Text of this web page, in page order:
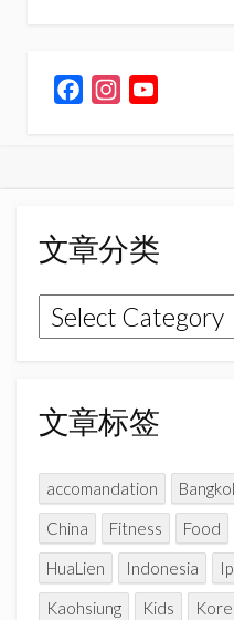
o
o
k
r
a
m
e
C
h
文章分类
文
章
类
文章标签
accomandation
China
Fitness Food
HuaLien
Indonesia
Kaohsiung
Kids